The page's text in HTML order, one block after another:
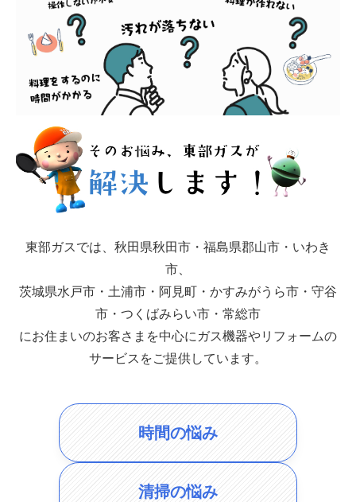
東部ガスでは、秋田県秋田市・福島県郡山市・いわき
市、
茨城県水戸市・土浦市・阿見町・かすみがうら市・守谷
市・つくばみらい市・常総市
にお住まいのお客さまを中心にガス機器やリフォームの
サービスをご提供しています。
時間の悩み
清掃の悩み